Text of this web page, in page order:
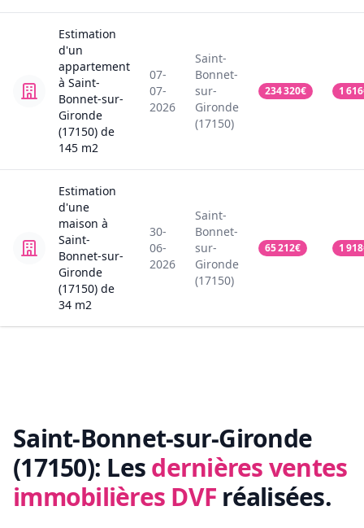
Estimation
d'un
appartement
à Saint-
Bonnet-sur-
Gironde
(17150) de
145 m2
07-
07-
2026
Saint-
Bonnet-
sur-
Gironde
(17150)
234 320€ 1 616
Estimation
d'une
maison à
Saint-
Bonnet-sur-
Gironde
(17150) de
34 m2
30-
06-
2026
Saint-
Bonnet-
sur-
Gironde
(17150)
65 212€ 1 918
Saint-Bonnet-sur-Gironde
(17150): Lesdernières ventes
immobilières DVF réalisées.